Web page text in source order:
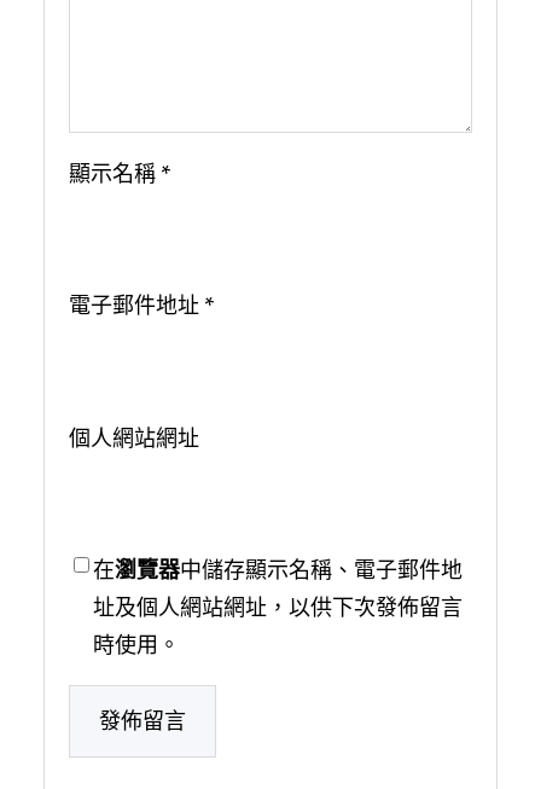
顯示名稱 *
電子郵件地址 *
個人網站網址
在瀏覽器中儲存顯示名稱、電子郵件地
址及個人網站網址，以供下次發佈留言
時使用。